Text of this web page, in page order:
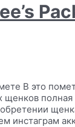
В это
щенков
инстаграм